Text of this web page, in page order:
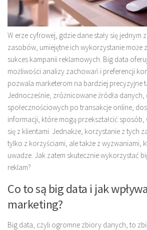
W erze cyfrowej, gdzie dane stały się jednym
zasobów, umiejętne ich wykorzystanie może
sukces kampanii reklamowych. Big data
możliwości analizy zachowań i preferencji
pozwala marketerom na bardziej precyzyjne
Jednocześnie, zróżnicowane źródła
społecznościowych po transakcje online,
informacji, które mogą przekształcić
się z klientami. Jednakże, korzystanie z tych
tylko z korzyściami, ale także z wyzwaniami,
uwadze. Jak zatem skutecznie wykorzystać
reklam?
Co to są big data i jak
marketing?
Big data, czyli ogromne zbiory danych, to